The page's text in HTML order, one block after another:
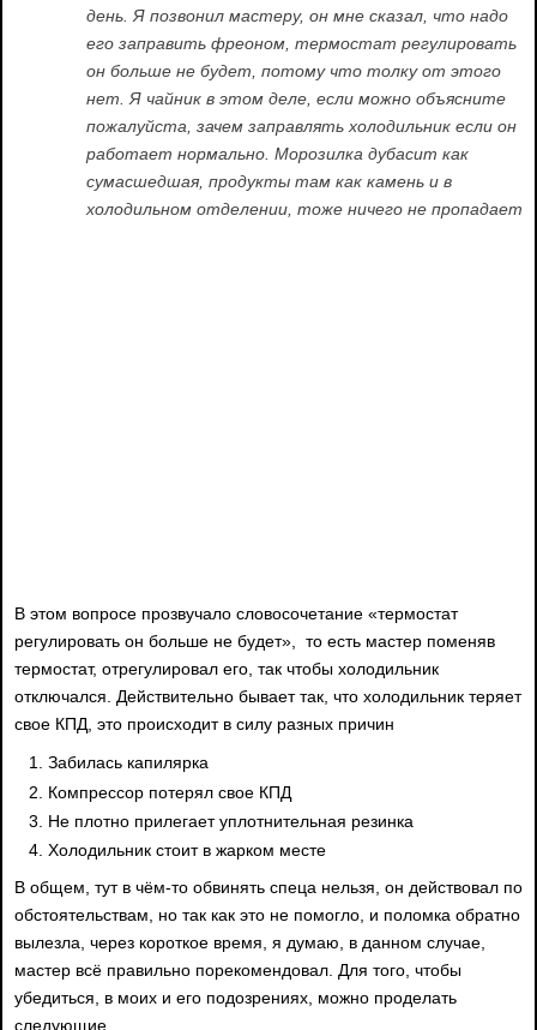
день. Я позвонил мастеру, он мне сказал, что надо
его заправить фреоном, термостат регулировать
он больше не будет, потому что толку от этого
нет. Я чайник в этом деле, если можно объясните
пожалуйста, зачем заправлять холодильник если он
работает нормально. Морозилка дубасит как
сумасшедшая, продукты там как камень и в
холодильном отделении, тоже ничего не пропадает
В этом вопросе прозвучало словосочетание «термостат
регулировать он больше не будет», то есть мастер поменяв
термостат, отрегулировал его, так чтобы холодильник
отключался. Действительно бывает так, что холодильник теряет
свое КПД, это происходит в силу разных причин
Забилась капилярка
Компрессор потерял свое КПД
Не плотно прилегает уплотнительная резинка
Холодильник стоит в жарком месте
В общем, тут в чём-то обвинять спеца нельзя, он действовал по
обстоятельствам, но так как это не помогло, и поломка обратно
вылезла, через короткое время, я думаю, в данном случае,
мастер всё правильно порекомендовал. Для того, чтобы
убедиться, в моих и его подозрениях, можно проделать
следующие